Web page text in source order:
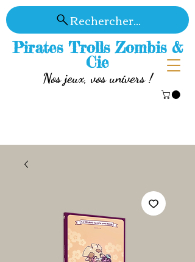
Pirates Trolls Zombis &
Cie
Nos jeux, vos univers !
Rechercher...